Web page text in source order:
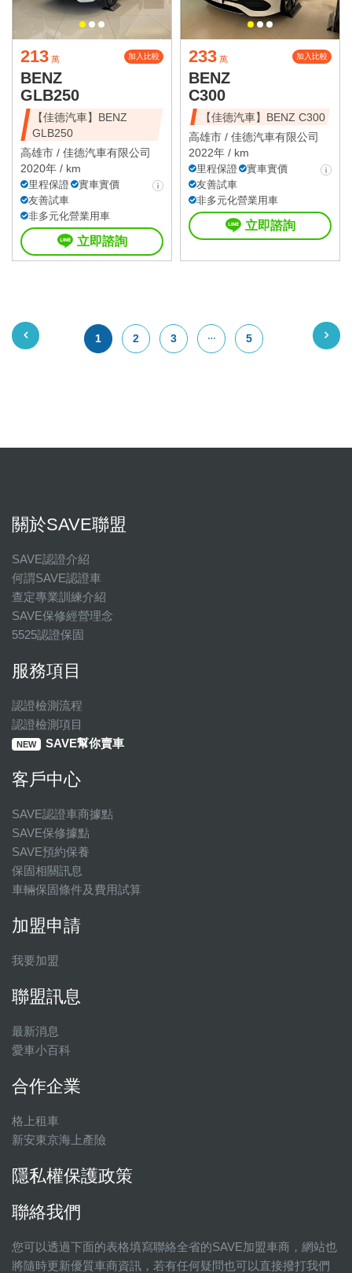
213 萬 加入比較
BENZ
GLB250
【佳德汽車】BENZ
GLB250
高雄市 / 佳德汽車有限公司
2020年 / km
里程保證
實車實價
友善試車
非多元化營業用車
立即諮詢
233 萬 加入比較
BENZ
C300
【佳德汽車】BENZ C300
高雄市 / 佳德汽車有限公司
2022年 / km
里程保證
實車實價
友善試車
非多元化營業用車
立即諮詢
1 2 3 5
關於SAVE聯盟
SAVE認證介紹
何謂SAVE認證車
查定專業訓練介紹
SAVE保修經營理念
5525認證保固
服務項目
認證檢測流程
認證檢測項目
NEW SAVE幫你賣車
客戶中心
SAVE認證車商據點
SAVE保修據點
SAVE預約保養
保固相關訊息
車輛保固條件及費用試算
加盟申請
我要加盟
聯盟訊息
最新消息
愛車小百科
合作企業
格上租車
新安東京海上產險
隱私權保護政策
聯絡我們
您可以透過下面的表格填寫聯絡全省的SAVE加盟車商，網站也
將隨時更新優質車商資訊，若有任何疑問也可以直接撥打我們